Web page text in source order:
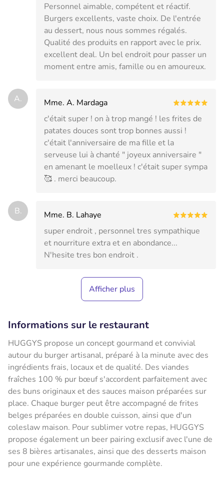
Personnel aimable, compétent et réactif.
Burgers excellents, vaste choix. De l'entrée
au dessert, nous nous sommes régalés.
Qualité des produits en rapport avec le prix.
excellent deal. Un bel endroit pour passer un
moment entre amis, famille ou en amoureux.
A.
Mme. A. Mardaga
c'était super ! on à trop mangé ! les frites de
patates douces sont trop bonnes aussi !
c'était l'anniversaire de ma fille et la
serveuse lui à chanté " joyeux anniversaire "
en amenant le moelleux ! c'était super sympa
🥰 . merci beaucoup.
B.
Mme. B. Lahaye
super endroit , personnel tres sympathique
et nourriture extra et en abondance...
N'hesite tres bon endroit .
Afficher plus
Informations sur le restaurant
HUGGYS propose un concept gourmand et convivial
autour du burger artisanal, préparé à la minute avec des
ingrédients frais, locaux et de qualité. Des viandes
fraîches 100 % pur bœuf s'accordent parfaitement avec
des buns originaux et des sauces maison préparées sur
place. Chaque burger peut être accompagné de frites
belges préparées en double cuisson, ainsi que d'un
coleslaw maison. Pour sublimer votre repas, HUGGYS
propose également un beer pairing exclusif avec l'une de
ses 8 bières artisanales, ainsi que des desserts maison
pour une expérience gourmande complète.